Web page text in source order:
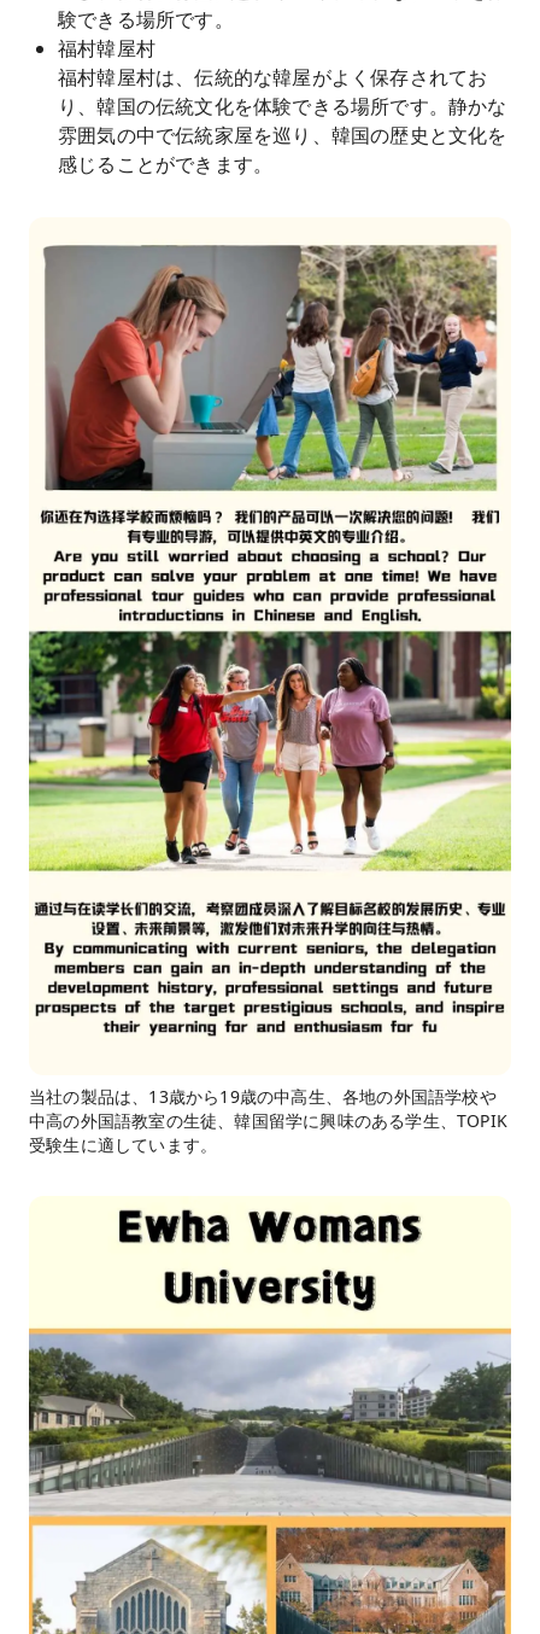
験できる場所です。
福村韓屋村
福村韓屋村は、伝統的な韓屋がよく保存されてお
り、韓国の伝統文化を体験できる場所です。静かな
雰囲気の中で伝統家屋を巡り、韓国の歴史と文化を
感じることができます。
当社の製品は、13歳から19歳の中高生、各地の外国語学校や
中高の外国語教室の生徒、韓国留学に興味のある学生、TOPIK
受験生に適しています。